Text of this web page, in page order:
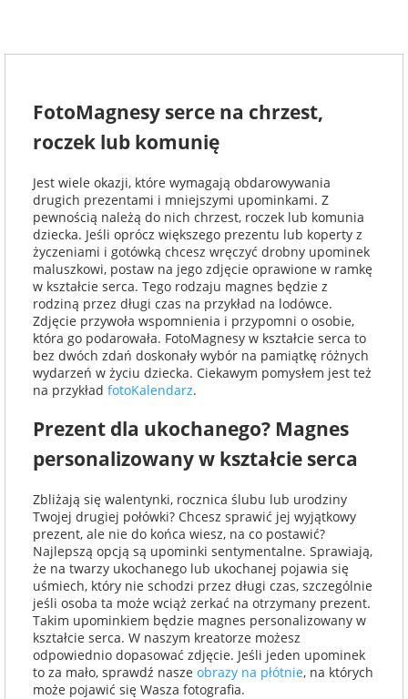
FotoMagnesy serce na chrzest,
roczek lub komunię
Jest wiele okazji, które wymagają obdarowywania
drugich prezentami i mniejszymi upominkami. Z
pewnością należą do nich chrzest, roczek lub komunia
dziecka. Jeśli oprócz większego prezentu lub koperty z
życzeniami i gotówką chcesz wręczyć drobny upominek
maluszkowi, postaw na jego zdjęcie oprawione w ramkę
w kształcie serca. Tego rodzaju magnes będzie z
rodziną przez długi czas na przykład na lodówce.
Zdjęcie przywoła wspomnienia i przypomni o osobie,
która go podarowała. FotoMagnesy w kształcie serca to
bez dwóch zdań doskonały wybór na pamiątkę różnych
wydarzeń w życiu dziecka. Ciekawym pomysłem jest też
na przykład fotoKalendarz.
Prezent dla ukochanego? Magnes
personalizowany w kształcie serca
Zbliżają się walentynki, rocznica ślubu lub urodziny
Twojej drugiej połówki? Chcesz sprawić jej wyjątkowy
prezent, ale nie do końca wiesz, na co postawić?
Najlepszą opcją są upominki sentymentalne. Sprawiają,
że na twarzy ukochanego lub ukochanej pojawia się
uśmiech, który nie schodzi przez długi czas, szczególnie
jeśli osoba ta może wciąż zerkać na otrzymany prezent.
Takim upominkiem będzie magnes personalizowany w
kształcie serca. W naszym kreatorze możesz
odpowiednio dopasować zdjęcie. Jeśli jeden upominek
to za mało, sprawdź nasze obrazy na płótnie, na których
może pojawić się Wasza fotografia.